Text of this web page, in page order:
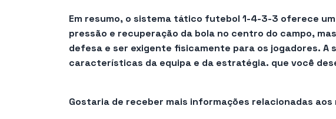
Em resumo, o sistema tático futebol 1-4-3-3 oferece um
pressão e recuperação da bola no centro do campo,
defesa e ser exigente fisicamente para os jogadores. A
características da equipa e da estratégia. que você
Gostaria de receber mais informações relacionadas aos